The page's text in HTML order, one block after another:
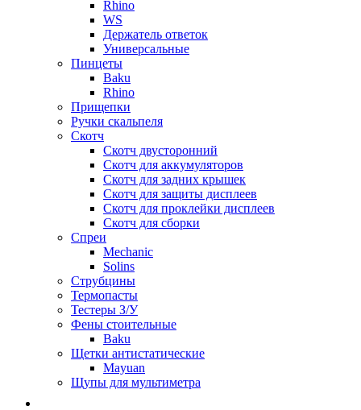
Rhino
WS
Держатель ответок
Универсальные
Пинцеты
Baku
Rhino
Прищепки
Ручки скальпеля
Скотч
Скотч двусторонний
Скотч для аккумуляторов
Скотч для задних крышек
Скотч для защиты дисплеев
Скотч для проклейки дисплеев
Скотч для сборки
Спреи
Mechanic
Solins
Струбцины
Термопасты
Тестеры З/У
Фены стоительные
Baku
Щетки антистатические
Mayuan
Щупы для мультиметра